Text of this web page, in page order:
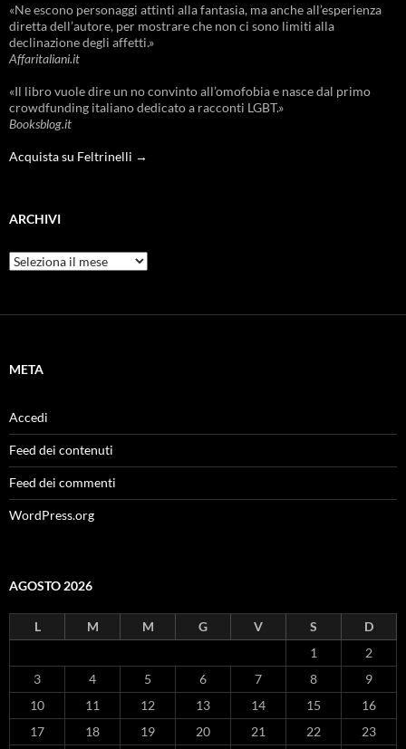
«Ne escono personaggi attinti alla fantasia, ma anche all’esperienza
diretta dell’autore, per mostrare che non ci sono limiti alla
declinazione degli affetti.»
Affaritaliani.it
«Il libro vuole dire un no convinto all’omofobia e nasce dal primo
crowdfunding italiano dedicato a racconti LGBT.»
Booksblog.it
Acquista su Feltrinelli →
ARCHIVI
Archivi
META
Accedi
Feed dei contenuti
Feed dei commenti
WordPress.org
AGOSTO 2026
L M M G V S
D
1
2
3
4 5 6 7 8
9
10
11 12 13 14 15
16
17
18 19 20 21 22 23